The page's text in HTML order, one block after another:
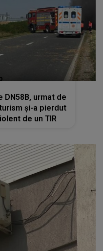
DN58B, urmat de
și-a pierdut
de un TIR